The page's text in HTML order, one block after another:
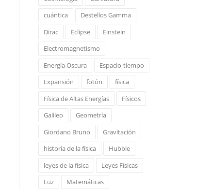
cuántica
Destellos Gamma
Dirac
Eclipse
Einstein
Electromagnetismo
Energía Oscura
Espacio-tiempo
Expansión
fotón
física
Física de Altas Energías
Físicos
Galileo
Geometría
Giordano Bruno
Gravitación
historia de la física
Hubble
leyes de la física
Leyes Físicas
Luz
Matemáticas